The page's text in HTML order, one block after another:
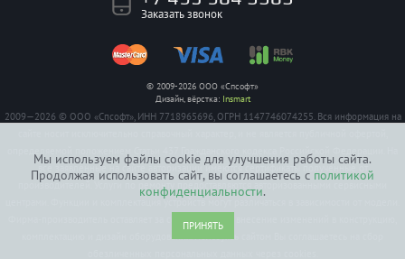
Мы используем файлы cookie для улучшения работы сайта.
Продолжая использовать сайт, вы соглашаетесь с политикой
конфиденциальности.
ПРИНЯТЬ
Заказать звонок
© 2009-2026 ООО «Спсофт»
Дизайн, вёрстка: Insmart
2009—2026 © ООО «Спсофт», ИНН 7718965696, ОГРН 1147746074255. Вся информация на
определяемой положением Статьи 437 Гражданского кодекса Российской Федерации. На
все заявленные на сайте авторизации имеются сертификаты полученные от
производителей. Услуги по ремонту предоставляются авторизованными сервисными
центрами. Функции и комплектация устройств могут различаться в зависимости от модели.
Фирма-производитель оставляет за собой право на внесение изменений в конструкцию,
комплектацию и дизайн оборудования. Пользуясь сайтом Вы соглашаетесь на сбор